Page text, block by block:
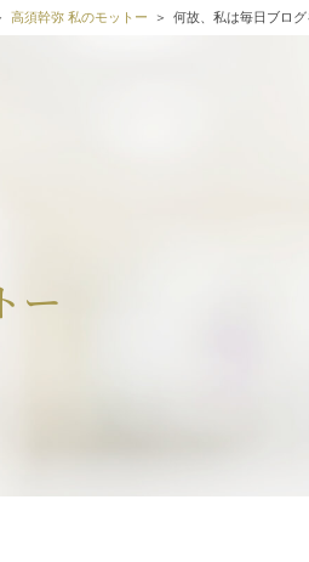
高須幹弥 私のモットー 何故、私は毎日ブロ
ー